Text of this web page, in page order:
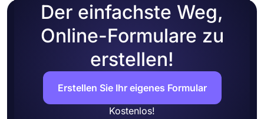
Der einfachste Weg,
Online-Formulare zu
erstellen!
Erstellen Sie Ihr eigenes Formular
Kostenlos!